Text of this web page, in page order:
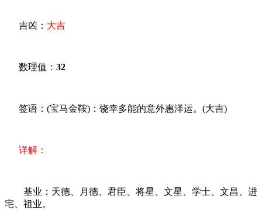
吉凶： 大吉
数理值： 32
签语：(宝马金鞍)：饶幸多能的意外惠泽运。(大吉)
详解：
基业：天德、月德、君臣、将星、文星、学士、文昌、进
宅、祖业。